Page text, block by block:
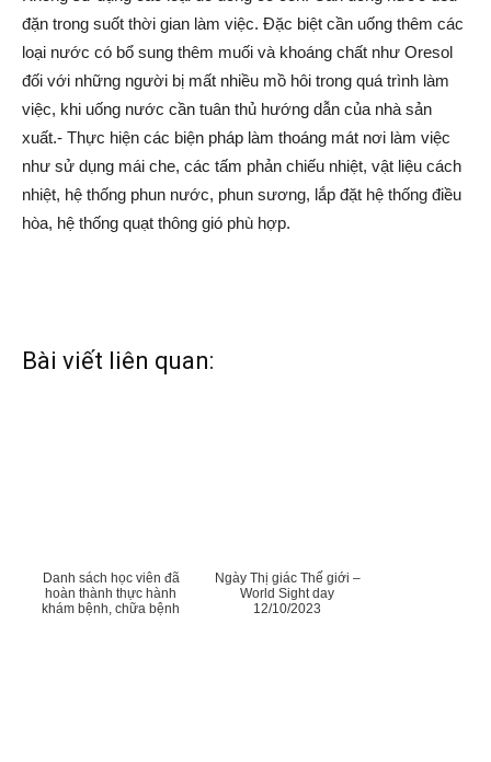
đặn trong suốt thời gian làm việc. Đặc biệt cần uống thêm các
loại nước có bổ sung thêm muối và khoáng chất như Oresol
đối với những người bị mất nhiều mồ hôi trong quá trình làm
việc, khi uống nước cần tuân thủ hướng dẫn của nhà sản
xuất.- Thực hiện các biện pháp làm thoáng mát nơi làm việc
như sử dụng mái che, các tấm phản chiếu nhiệt, vật liệu cách
nhiệt, hệ thống phun nước, phun sương, lắp đặt hệ thống điều
hòa, hệ thống quạt thông gió phù hợp.
Bài viết liên quan:
Danh sách học viên đã
hoàn thành thực hành
khám bệnh, chữa bệnh
Ngày Thị giác Thế giới –
World Sight day
12/10/2023